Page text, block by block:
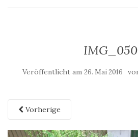
Veröffentlicht am 26. Mai 2016
Vorherige